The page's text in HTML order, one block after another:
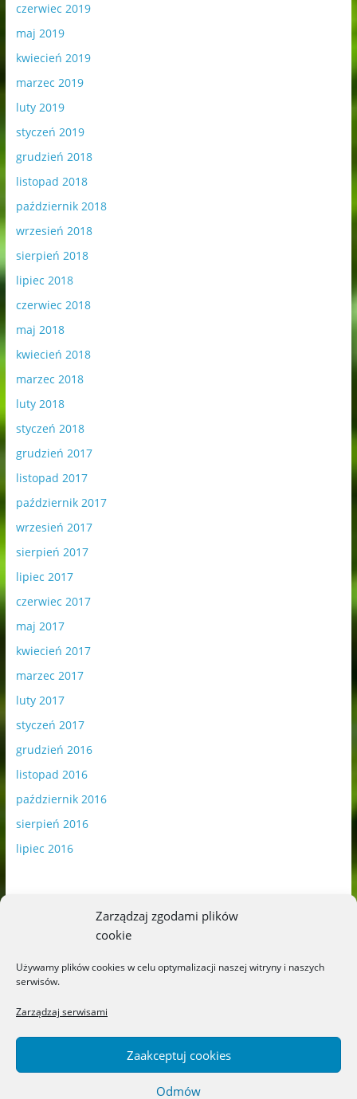
Zarządzaj zgodami plików
cookie
Używamy plików cookies w celu optymalizacji naszej witryny i naszych
serwisów.
Zarządzaj serwisami
Zaakceptuj cookies
Odmów
czerwiec 2019
maj 2019
kwiecień 2019
marzec 2019
luty 2019
styczeń 2019
grudzień 2018
listopad 2018
październik 2018
wrzesień 2018
sierpień 2018
lipiec 2018
czerwiec 2018
maj 2018
kwiecień 2018
marzec 2018
luty 2018
styczeń 2018
grudzień 2017
listopad 2017
październik 2017
wrzesień 2017
sierpień 2017
lipiec 2017
czerwiec 2017
maj 2017
kwiecień 2017
marzec 2017
luty 2017
styczeń 2017
grudzień 2016
listopad 2016
październik 2016
sierpień 2016
lipiec 2016